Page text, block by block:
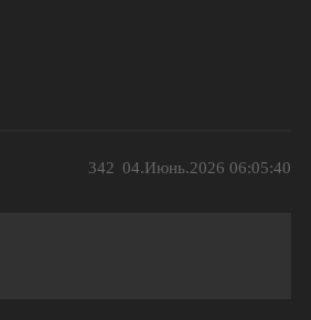
04.Июнь.2026 06:05:40
342